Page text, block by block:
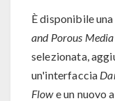
È disponibile
and Porous
selezionata,
un'interfaccia
Flowe un nuovo